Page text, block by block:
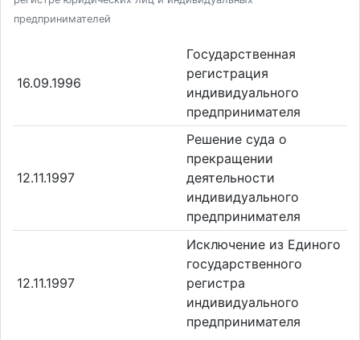
предпринимателей
16.09.1996
Государственная
регистрация
индивидуального
предпринимателя
12.11.1997
Решение суда о
прекращении
деятельности
индивидуального
предпринимателя
12.11.1997
Исключение из Единого
государственного
регистра
индивидуального
предпринимателя